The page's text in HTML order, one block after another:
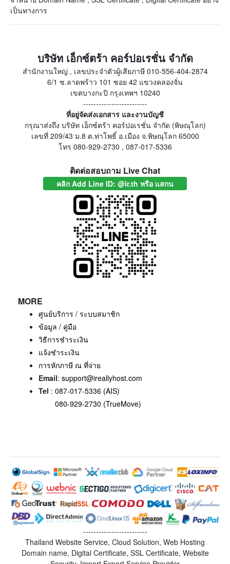
เป็นทางการ
บริษัท เอ็กซ์ตร้า คอร์ปอเรชั่น จำกัด
สำนักงานใหญ่ , เลขประจำตัวผู้เสียภาษี 010-556-404-2874
6/1 ซ.ลาดพร้าว 101 ซอย 42 แขวงคลองจั่น
เขตบางกะปิ กรุงเทพฯ 10240
-------------------------
ที่อยู่จัดส่งเอกสาร และงานบัญชี
กรุณาส่งถึง บริษัท เอ็กซ์ตร้า คอร์ปอเรชั่น จำกัด (พิษณุโลก)
เลขที่ 209/43 ม.8 ต.ท่าโพธิ์ อ.เมือง จ.พิษณุโลก 65000
โทร 080-929-2730 , 087-017-5336
ติดต่อสอบถาม Live Chat
คลิก Add Line ID: @ir.th หรือ แสกน
MORE
ศูนย์บริการ / ระบบสมาชิก
ข้อมูล / คู่มือ
วิธีการชำระเงิน
แจ้งชำระเงิน
การหักภาษี ณ ที่จ่าย
Email: support@ireallyhost.com
Tel : 087-017-5336 (AIS)
080-929-2730 (TrueMove)
-------------------------
Thailand Website Service, Cloud Solution, Web Hosting
Domain name, Digital Certificate, SSL Certificate, Website